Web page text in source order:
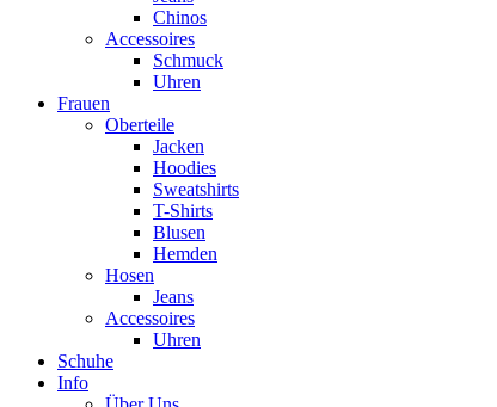
Chinos
Accessoires
Schmuck
Uhren
Frauen
Oberteile
Jacken
Hoodies
Sweatshirts
T-Shirts
Blusen
Hemden
Hosen
Jeans
Accessoires
Uhren
Schuhe
Info